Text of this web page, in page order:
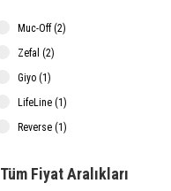
Muc-Off (2)
Zefal (2)
Giyo (1)
LifeLine (1)
Reverse (1)
Tüm Fiyat Aralıkları